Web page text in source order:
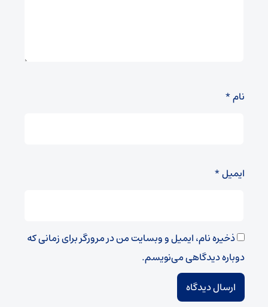
نام*
ایمیل*
ذخیره نام، ایمیل و وبسایت من در مرورگر برای زمانی که
دوباره دیدگاهی می‌نویسم.